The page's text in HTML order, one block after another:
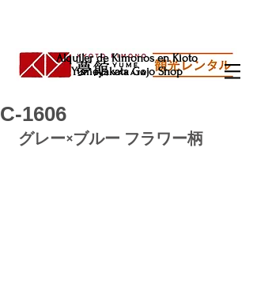
Alquiler de Kimonos en Kioto
Yumeyakata Gojo Shop
C-1606
グレー×ブルー フラワー柄